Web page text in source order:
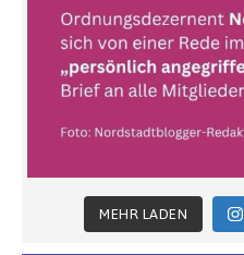
MEHR LADEN